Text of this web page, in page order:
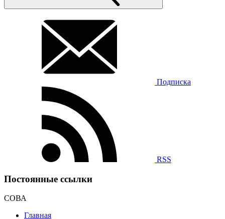
Подписка
RSS
Постоянные ссылки
СОВА
Главная